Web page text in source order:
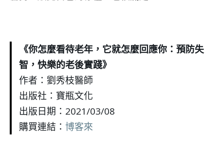
《你怎麼看待老年，它就怎麼回應你：預防失
智，快樂的老後實踐》
作者：劉秀枝醫師
出版社：寶瓶文化
出版日期：2021/03/08
購買連結： 博客來